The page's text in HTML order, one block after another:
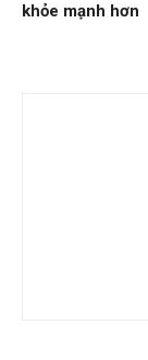
khỏe mạnh hơn